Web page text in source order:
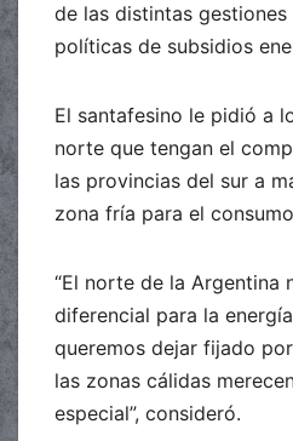
de las distintas
políticas de subsidios
El santafesino le pidió a
norte que tengan el
las provincias del sur a
zona fría para el
“El norte de la Argentina
diferencial para la
queremos dejar fijado
las zonas cálidas
especial”, consideró.